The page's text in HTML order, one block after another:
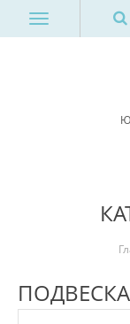
ПОДВЕСКА